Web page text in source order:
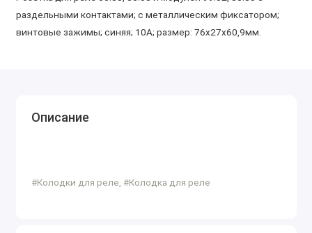
раздельными контактами; с металлическим фиксатором;
винтовые зажимы; синяя; 10А; размер: 76x27x60,9мм.
Описание
#Колодки для реле, #Колодка для реле